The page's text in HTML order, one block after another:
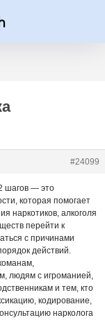
#24099
шагов — это
которая помогает
наркотиков, алкоголя
перейти к
с причинами
действий.
людям с игроманией,
и тем, кто
кодирование,
нарколога